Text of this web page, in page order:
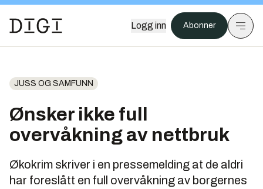
Logg inn Abonner
JUSS OG SAMFUNN
Ønsker ikke full
overvåkning av nettbruk
Økokrim skriver i en pressemelding at de aldri
har foreslått en full overvåkning av borgernes